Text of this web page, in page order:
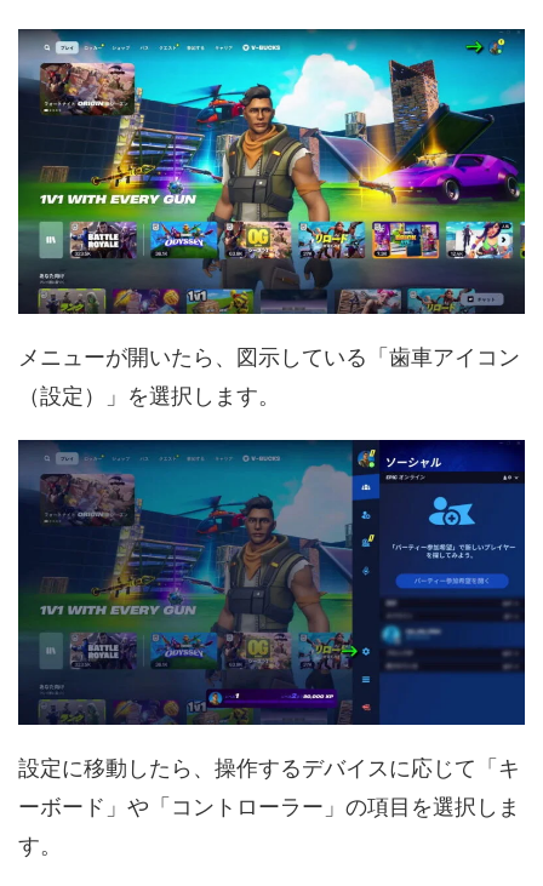
メニューが開いたら、図示している「歯車アイコン
（設定）」を選択します。
設定に移動したら、操作するデバイスに応じて「キ
ーボード」や「コントローラー」の項目を選択しま
す。